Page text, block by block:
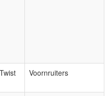
Voornruiters